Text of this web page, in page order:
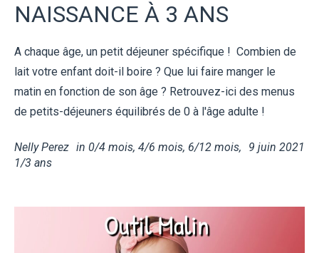
NAISSANCE À 3 ANS
A chaque âge, un petit déjeuner spécifique ! Combien de
lait votre enfant doit-il boire ? Que lui faire manger le
matin en fonction de son âge ? Retrouvez-ici des menus
de petits-déjeuners équilibrés de 0 à l'âge adulte !
9 juin 2021
Nelly Perez in 0/4 mois, 4/6 mois, 6/12 mois,
1/3 ans